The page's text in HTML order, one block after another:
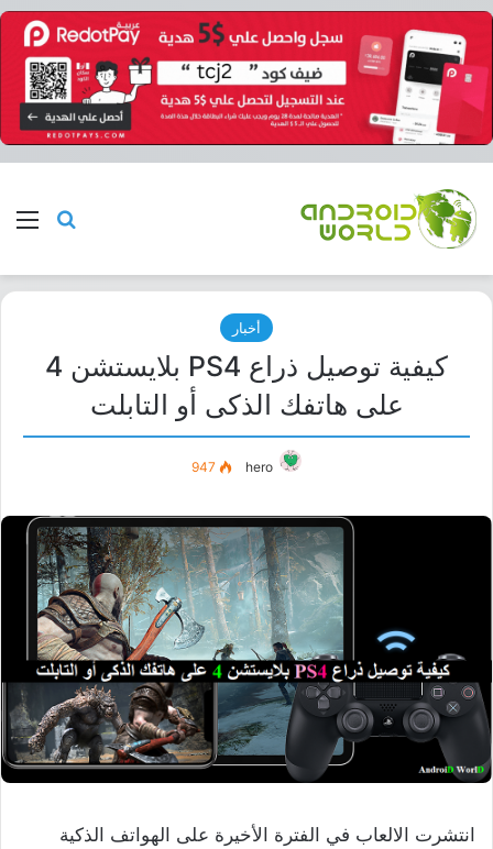
بحث
أخبار
كيفية توصيل ذراع PS4 بلايستشن 4
على هاتفك الذكى أو التابلت
hero
947
انتشرت الالعاب في الفترة الأخيرة على الهواتف الذكية